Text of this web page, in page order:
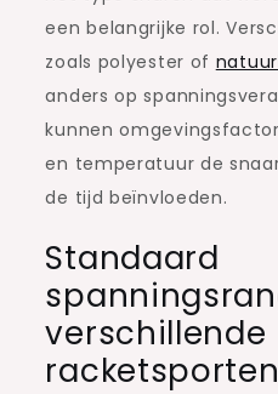
een belangrijke rol.
zoals polyester of
anders op
kunnen
en temperatuur de
de tijd beïnvloeden.
Standaard
verschillende
racketsporten